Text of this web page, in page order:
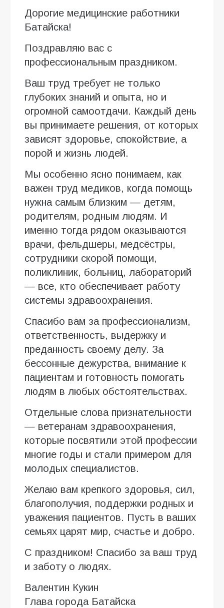
Дорогие медицинские работники
Батайска!
Поздравляю вас с
профессиональным праздником.
Ваш труд требует не только
глубоких знаний и опыта, но и
огромной самоотдачи. Каждый день
вы принимаете решения, от которых
зависят здоровье, спокойствие, а
порой и жизнь людей.
Мы особенно ясно понимаем, как
важен труд медиков, когда помощь
нужна самым близким — детям,
родителям, родным людям. И
именно тогда рядом оказываются
врачи, фельдшеры, медсёстры,
сотрудники скорой помощи,
поликлиник, больниц, лабораторий
— все, кто обеспечивает работу
системы здравоохранения.
Спасибо вам за профессионализм,
ответственность, выдержку и
преданность своему делу. За
бессонные дежурства, внимание к
пациентам и готовность помогать
людям в любых обстоятельствах.
Отдельные слова признательности
— ветеранам здравоохранения,
которые посвятили этой профессии
многие годы и стали примером для
молодых специалистов.
Желаю вам крепкого здоровья, сил,
благополучия, поддержки родных и
уважения пациентов. Пусть в ваших
семьях царят мир, счастье и добро.
С праздником! Спасибо за ваш труд
и заботу о людях.
Валентин Кукин
Глава города Батайска